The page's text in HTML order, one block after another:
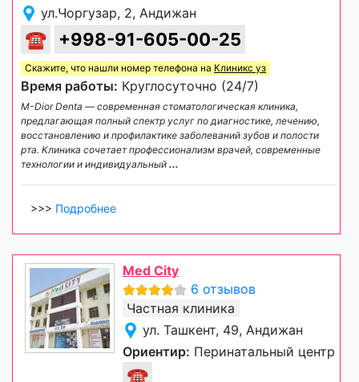
ул.Чоргузар, 2, Андижан
☎ +998-91-605-00-25
Скажите, что нашли номер телефона на Клиникс уз
Время работы: Круглосуточно (24/7)
M-Dior Denta — современная стоматологическая клиника,
предлагающая полный спектр услуг по диагностике, лечению,
восстановлению и профилактике заболеваний зубов и полости
рта. Клиника сочетает профессионализм врачей, современные
технологии и индивидуальный ...
>>> Подробнее
Med City
6 отзывов
Частная клиника
ул. Ташкент, 49, Андижан
Ориентир: Перинатальный центр
☎